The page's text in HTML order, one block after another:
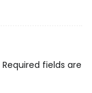
Required fields are